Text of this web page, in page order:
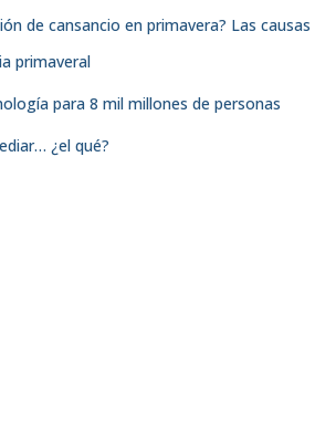
de cansancio en primavera? Las causas
primaveral
para 8 mil millones de personas
¿el qué?